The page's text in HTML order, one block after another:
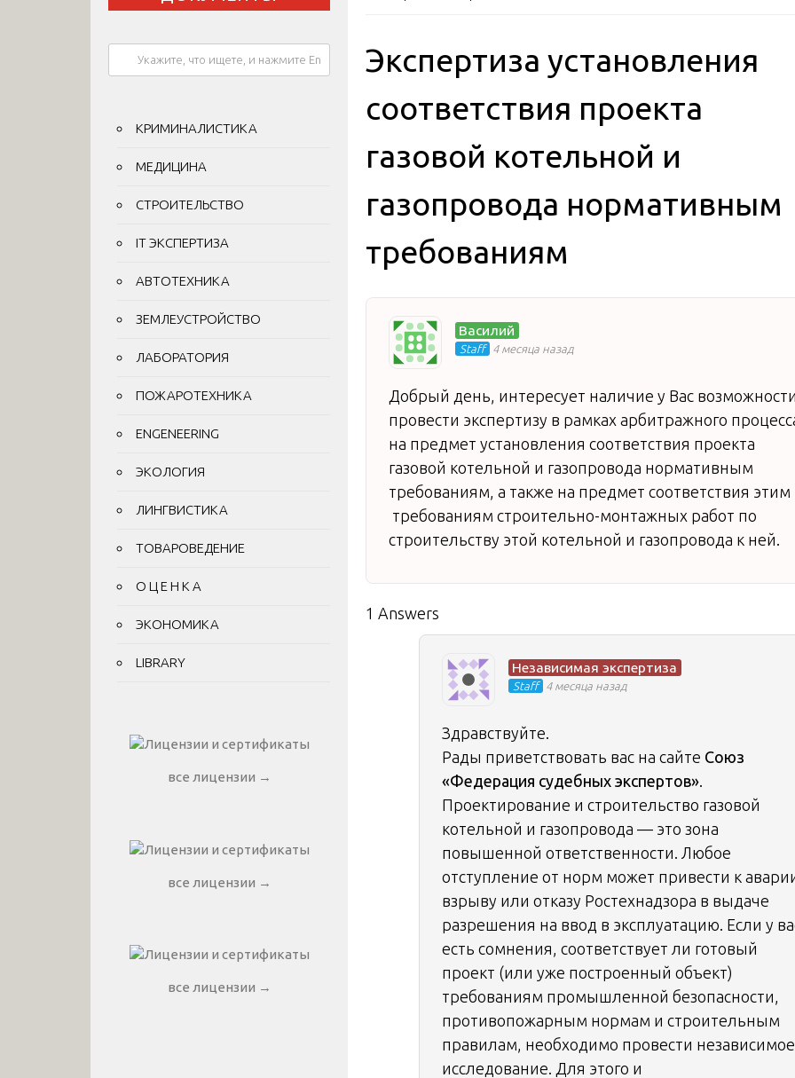
Экспертиза установления
соответствия проекта
газовой котельной и
газопровода нормативным
требованиям
Василий
Staff 4 месяца назад
Добрый день, интересует наличие у Вас возможности
провести экспертизу в рамках арбитражного
на предмет установления соответствия проекта
газовой котельной и газопровода нормативным
требованиям, а также на предмет соответствия этим
требованиям строительно-монтажных работ по
строительству этой котельной и газопровода к ней.
1 Answers
Независимая экспертиза
Staff 4 месяца назад
Здравствуйте.
Рады приветствовать вас на сайте Союз
«Федерация судебных экспертов»
Проектирование и строительство газовой
котельной и газопровода — это зона
повышенной ответственности. Любое
отступление от норм может привести к
взрыву или отказу Ростехнадзора в выдаче
разрешения на ввод в эксплуатацию. Если у
есть сомнения, соответствует ли готовый
проект (или уже построенный объект)
требованиям промышленной безопасности,
противопожарным нормам и строительным
правилам, необходимо провести независимое
исследование. Для этого и
КРИМИНАЛИСТИКА
МЕДИЦИНА
СТРОИТЕЛЬСТВО
IT ЭКСПЕРТИЗА
АВТОТЕХНИКА
ЗЕМЛЕУСТРОЙСТВО
ЛАБОРАТОРИЯ
ПОЖАРОТЕХНИКА
ENGENEERING
ЭКОЛОГИЯ
ЛИНГВИСТИКА
ТОВАРОВЕДЕНИЕ
О Ц Е Н К А
ЭКОНОМИКА
LIBRARY
все лицензии →
все лицензии →
все лицензии →